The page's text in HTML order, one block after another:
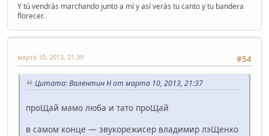
Y tú vendrás marchando junto a mí y así verás tu canto y tu bandera
florecer.
#54
марта 10, 2013, 21:39
Цитата: Валентин Н от марта 10, 2013, 21:37
проЩай мамо люба и тато проЩай
в самом конце — звукорежисер владимир лэЩенко